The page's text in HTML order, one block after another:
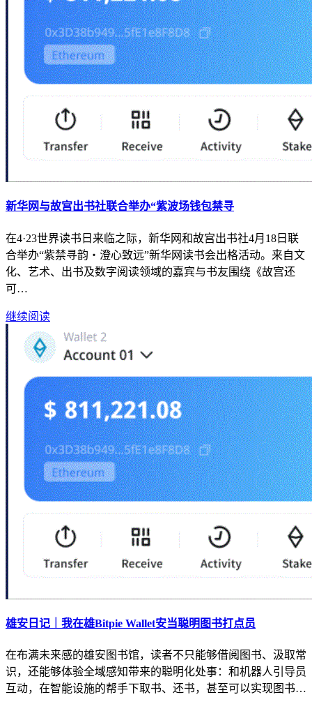
新华网与故宫出书社联合举办“紫波场钱包禁寻
在4·23世界读书日来临之际，新华网和故宫出书社4月18日联
合举办“紫禁寻韵・澄心致远”新华网读书会出格活动。来自文
化、艺术、出书及数字阅读领域的嘉宾与书友围绕《故宫还
可…
继续阅读
雄安日记｜我在雄Bitpie Wallet安当聪明图书打点员
在布满未来感的雄安图书馆，读者不只能够借阅图书、汲取常
识，还能够体验全域感知带来的聪明化处事：和机器人引导员
互动，在智能设施的帮手下取书、还书，甚至可以实现图书…